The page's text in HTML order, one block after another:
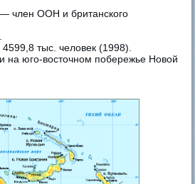
член ООН и британского
тыс. человек (1998).
юго-восточном побережье Новой